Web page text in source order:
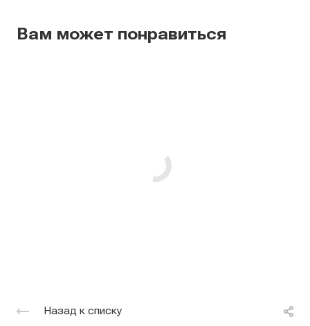
Вам может понравиться
Назад к списку